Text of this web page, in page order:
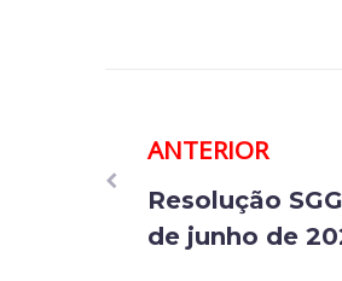
ANTERIOR
Resolução
de junho de